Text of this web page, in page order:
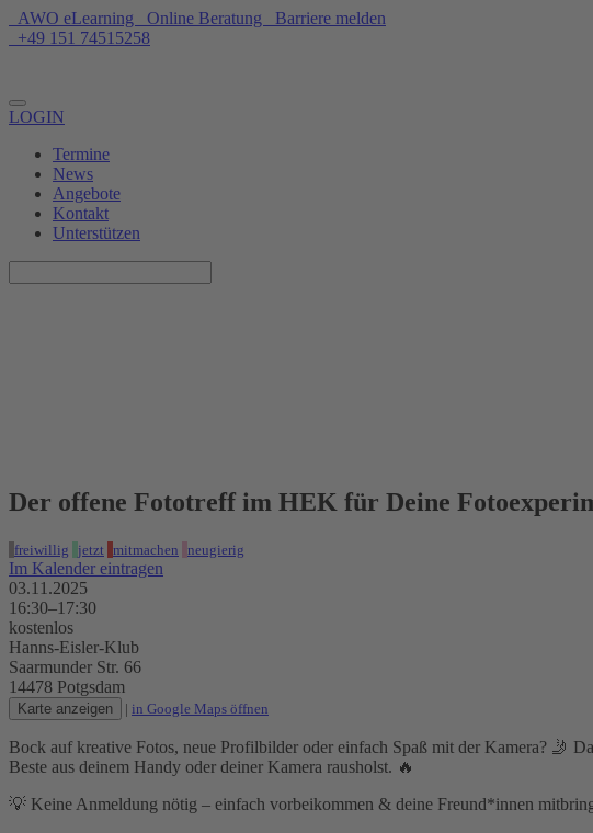
AWO eLearning Online Beratung
Barriere melden
+49 151 74515258
LOGIN
Termine
News
Angebote
Kontakt
Unterstützen
Der offene Fototreff im HEK für Deine
freiwillig jetzt mitmachen neugierig
Im Kalender eintragen
03.11.2025
16:30–17:30
kostenlos
Hanns-Eisler-Klub
Saarmunder Str. 66
14478 Potgsdam
Karte anzeigen | in Google Maps öffnen
Bock auf kreative Fotos, neue Profilbilder oder einfach Spaß mit der Kamera? 🤳
Beste aus deinem Handy oder deiner Kamera rausholst. 🔥
💡 Keine Anmeldung nötig – einfach vorbeikommen & deine Freund*innen